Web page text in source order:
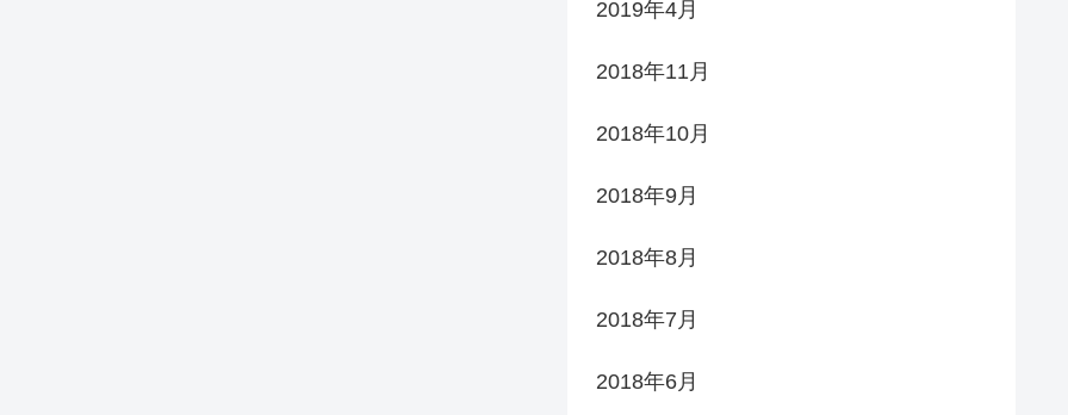
2019年4月
2018年11月
2018年10月
2018年9月
2018年8月
2018年7月
2018年6月